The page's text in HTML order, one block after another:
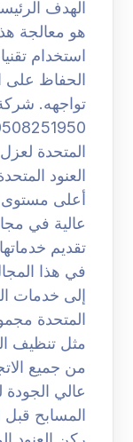
الهدف
هو معالجة
استخدام
الحفاظ على
تواجهه.
المتحدة
العنود
أعلى
عالية في
تقديم
في هذا
إلى خدمات
المتحدة
مثل تنظيف
من جميع
عالي
المسابح